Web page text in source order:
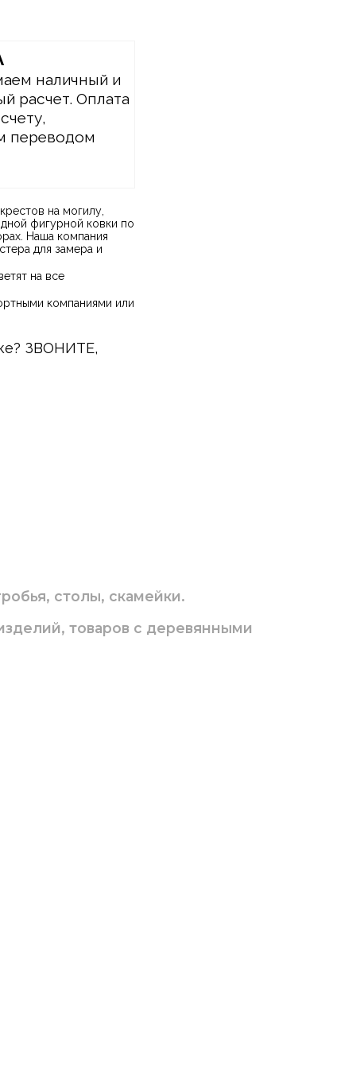
наличный и
расчет. Оплата
переводом
на могилу,
фигурной ковки по
Наша компания
для замера и
на все
компаниями или
ЗВОНИТЕ,
столы, скамейки.
товаров с деревянными